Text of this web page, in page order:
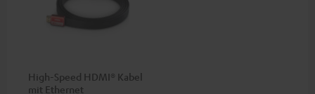
High-Speed HDMI® Kabel
mit Ethernet